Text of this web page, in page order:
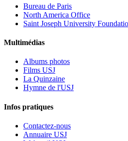
Bureau de Paris
North America Office
Saint Joseph University
Multimédias
Albums photos
Films USJ
La Quinzaine
Hymne de l'USJ
Infos pratiques
Contactez-nous
Annuaire USJ